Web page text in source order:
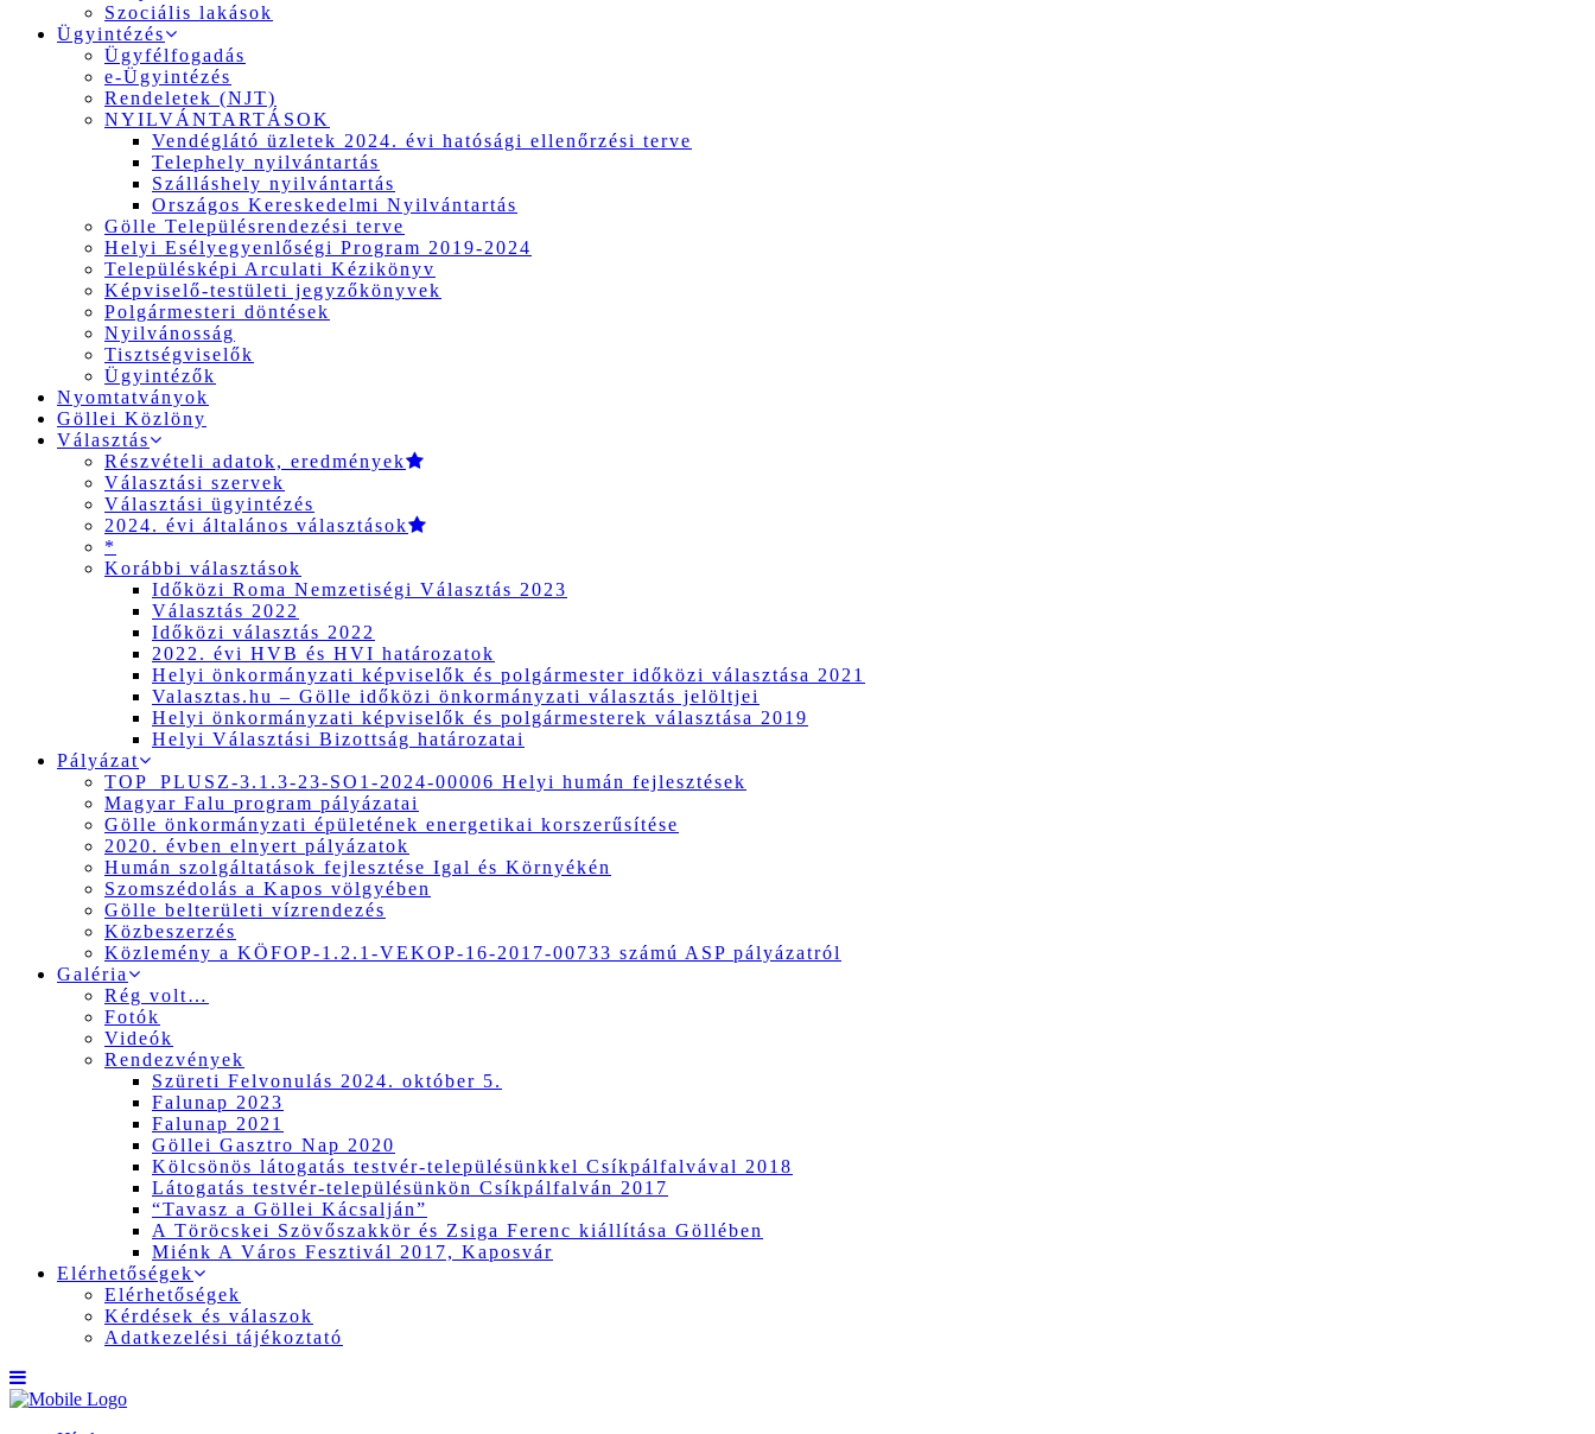
Szociális lakások
Ügyintézés
Ügyfélfogadás
e-Ügyintézés
Rendeletek (NJT)
NYILVÁNTARTÁSOK
Vendéglátó üzletek 2024. évi hatósági ellenőrzési terve
Telephely nyilvántartás
Szálláshely nyilvántartás
Országos Kereskedelmi Nyilvántartás
Gölle Településrendezési terve
Helyi Esélyegyenlőségi Program 2019-2024
Településképi Arculati Kézikönyv
Képviselő-testületi jegyzőkönyvek
Polgármesteri döntések
Nyilvánosság
Tisztségviselők
Ügyintézők
Nyomtatványok
Göllei Közlöny
Választás
Részvételi adatok, eredmények
Választási szervek
Választási ügyintézés
2024. évi általános választások
*
Korábbi választások
Időközi Roma Nemzetiségi Választás 2023
Választás 2022
Időközi választás 2022
2022. évi HVB és HVI határozatok
Helyi önkormányzati képviselők és polgármester időközi választása 2021
Valasztas.hu – Gölle időközi önkormányzati választás jelöltjei
Helyi önkormányzati képviselők és polgármesterek választása 2019
Helyi Választási Bizottság határozatai
Pályázat
TOP_PLUSZ-3.1.3-23-SO1-2024-00006 Helyi humán fejlesztések
Magyar Falu program pályázatai
Gölle önkormányzati épületének energetikai korszerűsítése
2020. évben elnyert pályázatok
Humán szolgáltatások fejlesztése Igal és Környékén
Szomszédolás a Kapos völgyében
Gölle belterületi vízrendezés
Közbeszerzés
Közlemény a KÖFOP-1.2.1-VEKOP-16-2017-00733 számú ASP pályázatról
Galéria
Rég volt…
Fotók
Videók
Rendezvények
Szüreti Felvonulás 2024. október 5.
Falunap 2023
Falunap 2021
Göllei Gasztro Nap 2020
Kölcsönös látogatás testvér-településünkkel Csíkpálfalvával 2018
Látogatás testvér-településünkön Csíkpálfalván 2017
“Tavasz a Göllei Kácsalján”
A Töröcskei Szövőszakkör és Zsiga Ferenc kiállítása Göllében
Miénk A Város Fesztivál 2017, Kaposvár
Elérhetőségek
Elérhetőségek
Kérdések és válaszok
Adatkezelési tájékoztató